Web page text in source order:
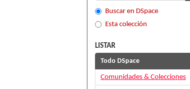
Buscar en DSpace
Esta colección
LISTAR
Todo DSpace
Comunidades & Colecciones